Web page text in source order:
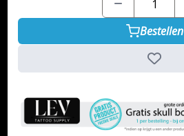
Bestellen